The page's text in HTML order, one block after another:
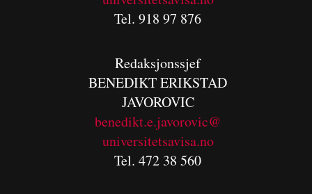
Tel. 918 97 876
Redaksjonssjef
BENEDIKTERIKSTAD
JAVOROVIC
benedikt.e.javorovic@
universitetsavisa.no
Tel. 472 38 560